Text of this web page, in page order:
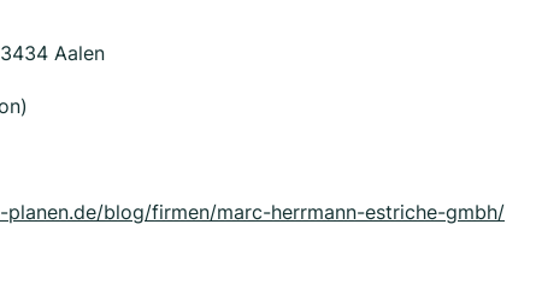
Aalen
blog/firmen/marc-herrmann-estriche-gmbh/